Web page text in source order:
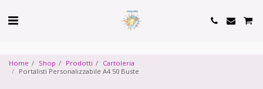
Home Shop Prodotti
Cartoleria
Portalisti Personalizzabile A4 50 Buste